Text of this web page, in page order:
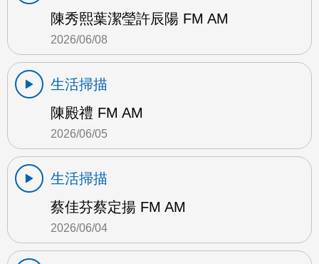
陳秀熙葉潔瑩許辰陽 FM AM
2026/06/08
生活掃描
陳殿禮 FM AM
2026/06/05
生活掃描
蔡佳芬蔡定揚 FM AM
2026/06/04